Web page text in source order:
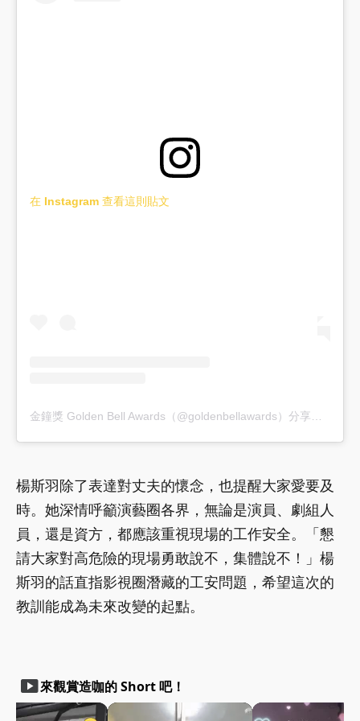
在 Instagram 查看這則貼文
楊斯羽除了表達對丈夫的懷念，也提醒大家愛要及
時。她深情呼籲演藝圈各界，無論是演員、劇組人
員，還是資方，都應該重視現場的工作安全。「懇
請大家對高危險的現場勇敢說不，集體說不！」楊
斯羽的話直指影視圈潛藏的工安問題，希望這次的
教訓能成為未來改變的起點。
smart_display來觀賞造咖的 Short 吧！